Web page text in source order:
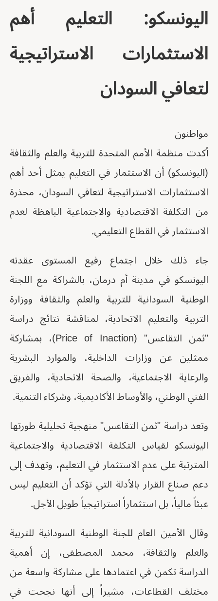
اليونسكو: التعليم أهم
الاستثمارات الاستراتيجية
لتعافي السودان
مواطنون
أكدت منظمة الأمم المتحدة للتربية والعلم والثقافة
(اليونسكو) أن الاستثمار في التعليم يمثل أحد أهم
الاستثمارات الاستراتيجية لتعافي السودان، محذرة
من التكلفة الاقتصادية والاجتماعية الباهظة لعدم
الاستثمار في القطاع التعليمي.
جاء ذلك خلال اجتماع رفيع المستوى عقدته
اليونسكو في مدينة أم درمان، بالشراكة مع اللجنة
الوطنية السودانية للتربية والعلم والثقافة ووزارة
التربية والتعليم الاتحادية، لمناقشة نتائج دراسة
"ثمن التقاعس" (Price of Inaction)، بمشاركة
ممثلين عن وزارات الداخلية، والموارد البشرية
والرعاية الاجتماعية، والصحة الاتحادية، والفريق
الفني الوطني، والأوساط الأكاديمية، وشركاء التنمية.
وتعد دراسة "ثمن التقاعس" منهجية تحليلية طورتها
اليونسكو لقياس التكلفة الاقتصادية والاجتماعية
المترتبة على عدم الاستثمار في التعليم، وتهدف إلى
دعم صناع القرار بالأدلة التي تؤكد أن التعليم ليس
عبئاً مالياً، بل استثماراً استراتيجياً طويل الأجل.
وقال الأمين العام للجنة الوطنية السودانية للتربية
والعلم والثقافة، محمد المصطفى، إن أهمية
الدراسة تكمن في اعتمادها على مشاركة واسعة من
مختلف القطاعات، مشيراً إلى أنها نجحت في